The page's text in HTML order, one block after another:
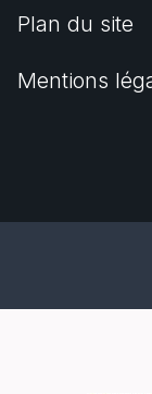
Plan du site
Mentions